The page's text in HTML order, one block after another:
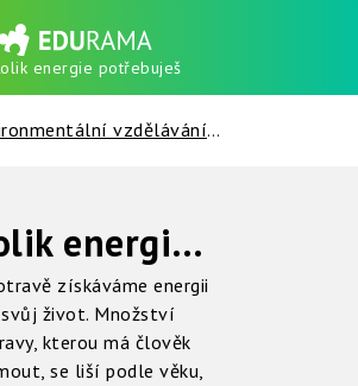
energie potřebuješ
REGISTROVAT PŘIHLÁSIT SE
vzdělávání
Kolik energie potřebuješ ?
získáváme energii
život. Množství
kterou má člověk
se liší podle věku,